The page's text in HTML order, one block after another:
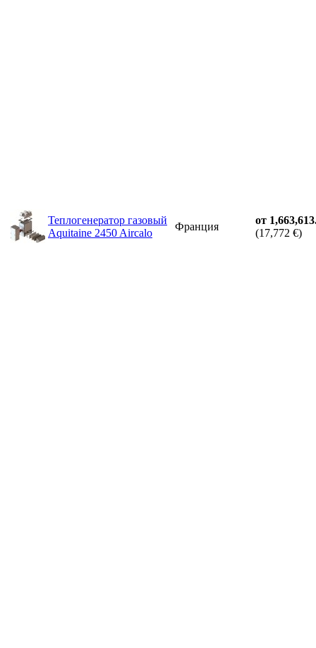
Теплогенератор газовый
Aquitaine 2450 Aircalo
Франция
от
(17,772 €)